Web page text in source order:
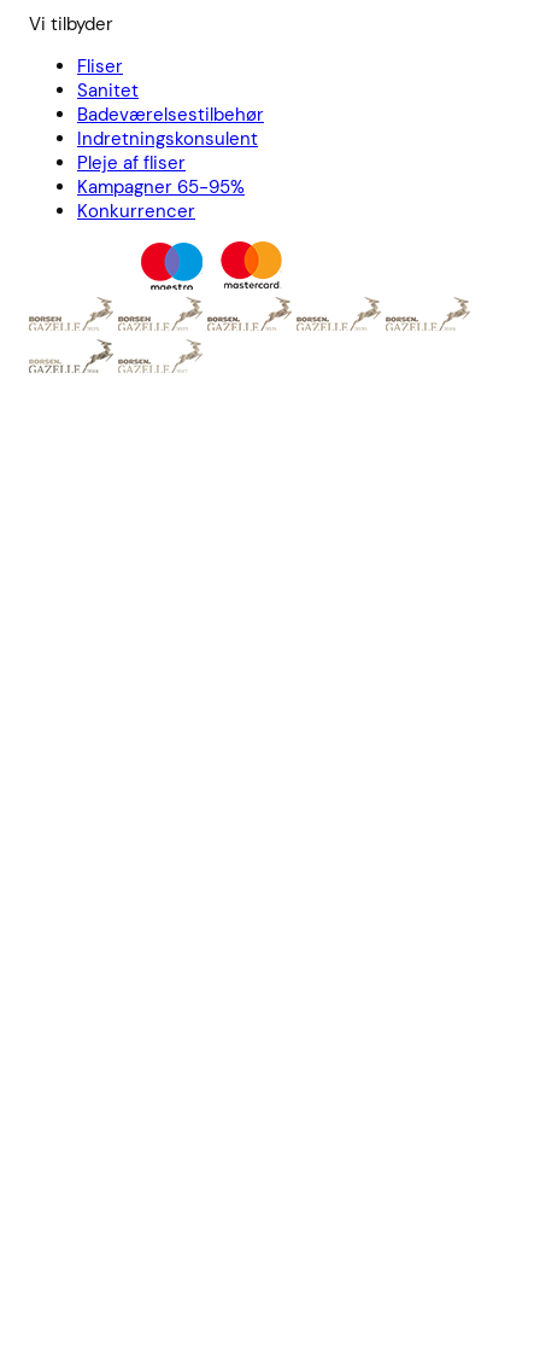
Vi tilbyder
Fliser
Sanitet
Badeværelsestilbehør
Indretningskonsulent
Pleje af fliser
Kampagner 65-95%
Konkurrencer